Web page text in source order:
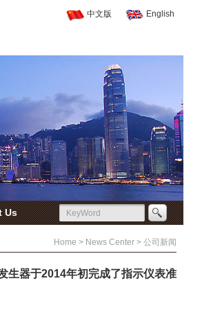
中文版 English
Us
Home > News Center > 公司新闻
生器于2014年初完成了指示仪表准